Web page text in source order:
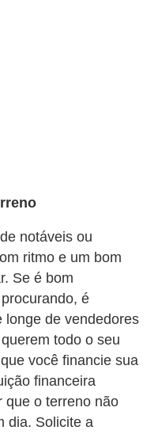
notáveis ​​ou
ritmo e um bom
Se é bom
é
longe de vendedores
todo o seu
você financie sua
financeira
que o terreno não
dia. Solicite a